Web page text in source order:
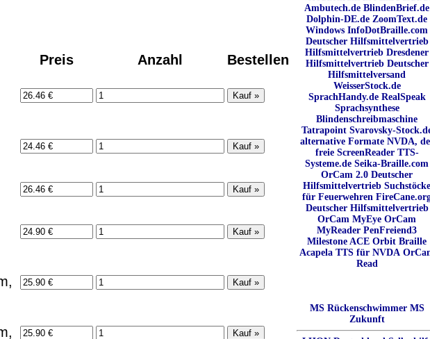
Ambutech.de BlindenBrief.de
Dolphin-DE.de ZoomText.de
Windows InfoDotBraille.com
Deutscher Hilfsmittelvertrieb
Hilfsmittelvertrieb Dresdener
Hilfsmittelvertrieb Deutscher
Hilfsmittelversand
WeisserStock.de
SprachHandy.de RealSpeak
Sprachsynthese
Blindenschreibmaschine
Tatrapoint Svarovsky-
alternative Formate NVDA,
freie ScreenReader TTS-
Systeme.de Seika-Braille.com
OrCam 2.0 Deutscher
Hilfsmittelvertrieb
für Feuerwehren
Deutscher Hilfsmittelvertrieb
OrCam MyEye OrCam
MyReader PenFreiend3
Milestone ACE Orbit Braille
Acapela TTS für NVDA
Read
MS Rückenschwimmer MS
Zukunft
Preis Anzahl
Bestellen